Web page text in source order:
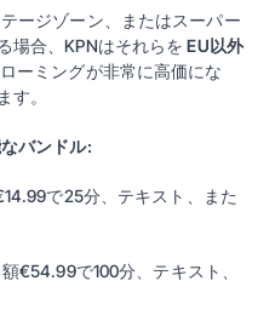
ージゾーン、またはスーパー
場合、KPNはそれらをEU以外
ーミングが非常に高価にな
す。
バンドル:
で25分、テキスト、また
額€54.99で100分、テキスト、